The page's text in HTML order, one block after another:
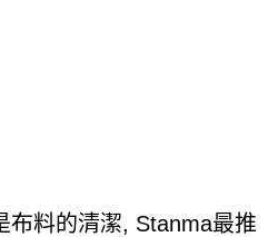
布料的清潔, Stanma最推